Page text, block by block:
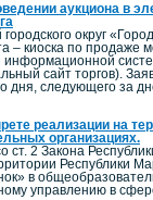
аукциона в
округ
– киоска по продаже
информационной
сайт торгов).
дня, следующего за
реализации на
организациях.
ст. 2 Закона
Республики
в
управлению в